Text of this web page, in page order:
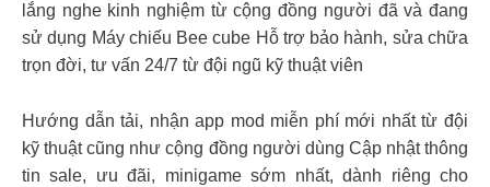
lắng nghe kinh nghiệm từ cộng đồng người đã và đang
sử dụng Máy chiếu Bee cube Hỗ trợ bảo hành, sửa chữa
trọn đời, tư vấn 24/7 từ đội ngũ kỹ thuật viên
Hướng dẫn tải, nhận app mod miễn phí mới nhất từ đội
kỹ thuật cũng như cộng đồng người dùng Cập nhật thông
tin sale, ưu đãi, minigame sớm nhất, dành riêng cho